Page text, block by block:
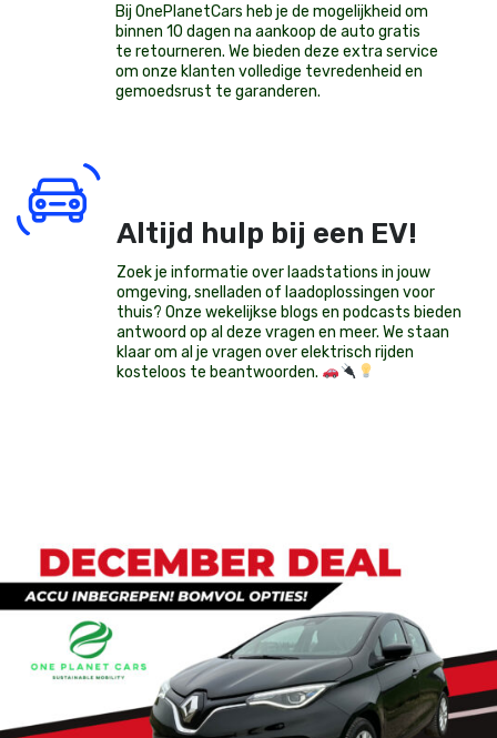
Bij OnePlanetCars heb je de mogelijkheid om
binnen 10 dagen na aankoop de auto gratis
te retourneren. We bieden deze extra service
om onze klanten volledige tevredenheid en
gemoedsrust te garanderen.
Altijd hulp bij een EV!
Zoek je informatie over laadstations in jouw
omgeving, snelladen of laadoplossingen voor
thuis? Onze wekelijkse blogs en podcasts bieden
antwoord op al deze vragen en meer. We staan
klaar om al je vragen over elektrisch rijden
kosteloos te beantwoorden.